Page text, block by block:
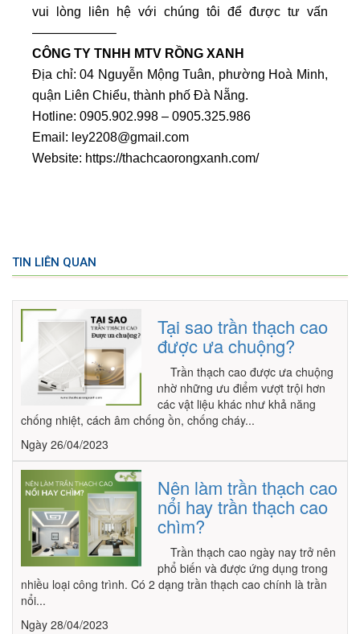
vui lòng liên hệ với chúng tôi để được tư vấn
——————–
CÔNG TY TNHH MTV RỒNG XANH
Địa chỉ: 04 Nguyễn Mộng Tuân, phường Hoà Minh,
quận Liên Chiểu, thành phố Đà Nẵng.
Hotline: 0905.902.998 – 0905.325.986
Email: ley2208@gmail.com
Website: https://thachcaorongxanh.com/
TIN LIÊN QUAN
Tại sao trần thạch cao
được ưa chuộng?
Trần thạch cao được ưa chuộng
nhờ những ưu điểm vượt trội hơn
các vật liệu khác như khả năng
chống nhiệt, cách âm chống ồn, chống cháy...
Ngày 26/04/2023
Nên làm trần thạch cao
nổi hay trần thạch cao
chìm?
Trần thạch cao ngày nay trở nên
phổ biến và được ứng dụng trong
nhiều loại công trình. Có 2 dạng trần thạch cao chính là trần
nổi...
Ngày 28/04/2023